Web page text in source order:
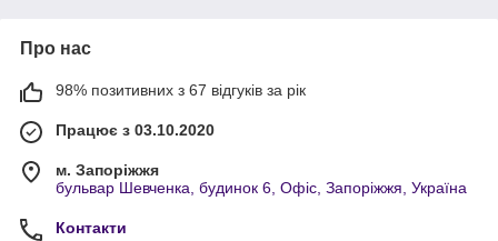
Про нас
98% позитивних з 67 відгуків за рік
Працює з 03.10.2020
м. Запоріжжя
бульвар Шевченка, будинок 6, Офіс, Запоріжжя, Україна
Контакти